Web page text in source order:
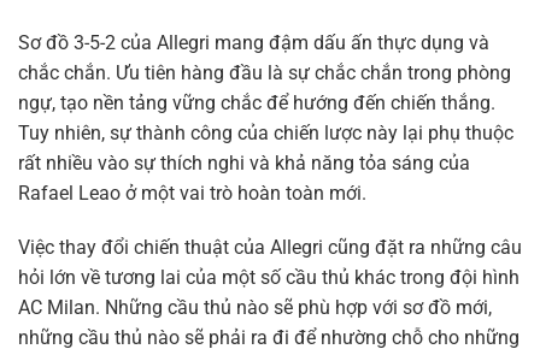
Sơ đồ 3-5-2 của Allegri mang đậm dấu ấn thực dụng và
chắc chắn. Ưu tiên hàng đầu là sự chắc chắn trong phòng
ngự, tạo nền tảng vững chắc để hướng đến chiến thắng.
Tuy nhiên, sự thành công của chiến lược này lại phụ thuộc
rất nhiều vào sự thích nghi và khả năng tỏa sáng của
Rafael Leao ở một vai trò hoàn toàn mới.
Việc thay đổi chiến thuật của Allegri cũng đặt ra những câu
hỏi lớn về tương lai của một số cầu thủ khác trong đội hình
AC Milan. Những cầu thủ nào sẽ phù hợp với sơ đồ mới,
những cầu thủ nào sẽ phải ra đi để nhường chỗ cho những